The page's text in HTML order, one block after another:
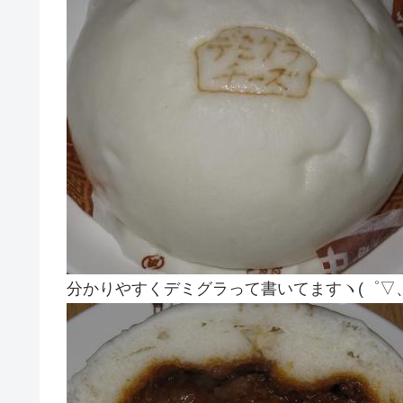
分かりやすくデミグラって書いてますヽ(゜▽